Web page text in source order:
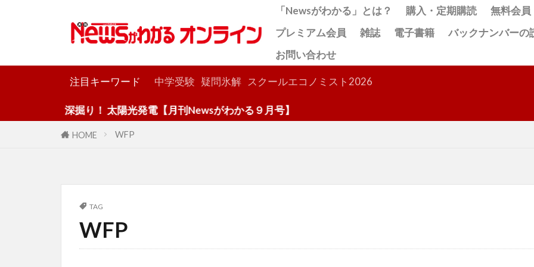
「Newsがわかる」とは？ 購入・定期購読
無料会員
プレミアム会員
雑誌 電子書籍
バックナンバーの
お問い合わせ
注目キーワード 中学受験 疑問氷解 スクールエコノミスト2026
深掘り！ 太陽光発電【月刊Newsがわかる９月号】
HOME WFP
TAG
WFP
検索